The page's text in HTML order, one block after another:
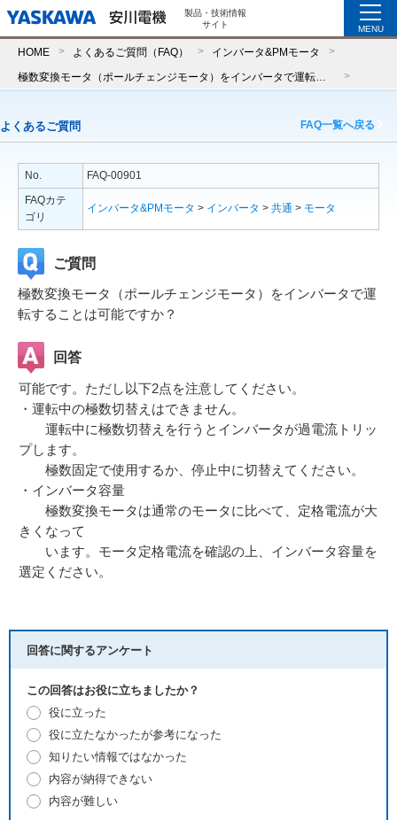
製品・技術情報
サイト
MENU
HOME よくあるご質問（FAQ） インバータ&PMモータ
よくあるご質問 FAQ一覧へ戻る
No.
FAQ-00901
FAQカテ
ゴリ
インバータ&PMモータ > インバータ > 共通 > モータ
ご質問
極数変換モータ（ポールチェンジモータ）をインバータで運
転することは可能ですか？
回答
可能です。ただし以下2点を注意してください。
・運転中の極数切替えはできません。
運転中に極数切替えを行うとインバータが過電流トリッ
プします。
極数固定で使用するか、停止中に切替えてください。
・インバータ容量
極数変換モータは通常のモータに比べて、定格電流が大
きくなって
います。モータ定格電流を確認の上、インバータ容量を
選定ください。
回答に関するアンケート
この回答はお役に立ちましたか？
役に立った
役に立たなかったが参考になった
知りたい情報ではなかった
内容が納得できない
内容が難しい